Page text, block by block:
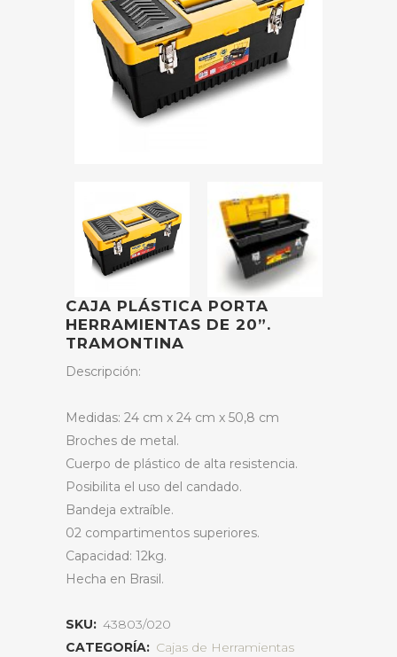
CAJA PLÁSTICA PORTA
HERRAMIENTAS DE 20”.
TRAMONTINA
Descripción:
Medidas: 24 cm x 24 cm x 50,8 cm
Broches de metal.
Cuerpo de plástico de alta resistencia.
Posibilita el uso del candado.
Bandeja extraíble.
02 compartimentos superiores.
Capacidad: 12kg.
Hecha en Brasil.
SKU: 43803/020
CATEGORÍA: Cajas de Herramientas